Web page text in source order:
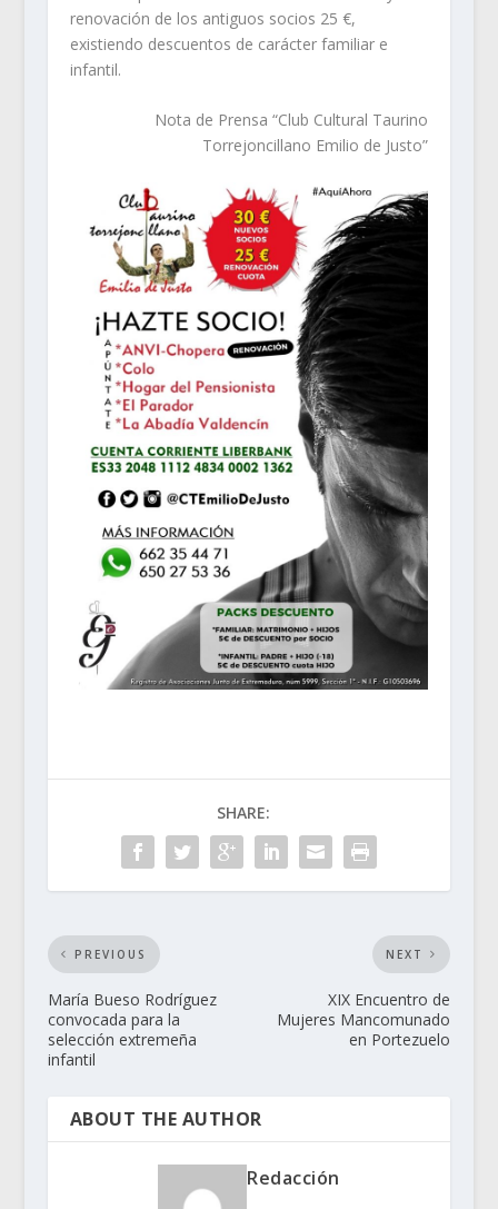
renovación de los antiguos socios 25 €,
existiendo descuentos de carácter familiar e
infantil.
Nota de Prensa“Club Cultural Taurino
Torrejoncillano Emilio de Justo”
SHARE:
PREVIOUS
María Bueso Rodríguez
convocada para la
selección extremeña
infantil
NEXT
XIX Encuentro de
Mujeres Mancomunado
en Portezuelo
ABOUT THE AUTHOR
Redacción